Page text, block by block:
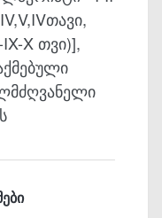
X თვი)],